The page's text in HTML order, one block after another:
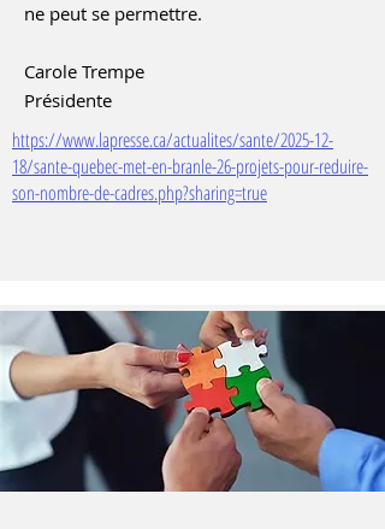
ne peut se permettre.
Carole Trempe
Présidente
https://www.lapresse.ca/actualites/sante/2025-12-
18/sante-quebec-met-en-branle-26-projets-pour-reduire-
son-nombre-de-cadres.php?sharing=true